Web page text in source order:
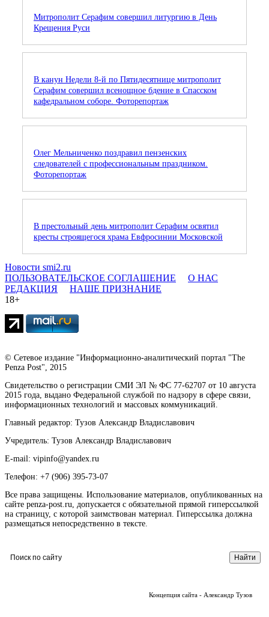
Митрополит Серафим совершил литургию в День
Крещения Руси
В канун Недели 8-й по Пятидесятнице митрополит
Серафим совершил всенощное бдение в Спасском
кафедральном соборе. Фоторепортаж
Олег Мельниченко поздравил пензенских
следователей с профессиональным праздником.
Фоторепортаж
В престольный день митрополит Серафим освятил
кресты строящегося храма Евфросинии Московской
Новости smi2.ru
ПОЛЬЗОВАТЕЛЬСКОЕ СОГЛАШЕНИЕ
О НАС
РЕДАКЦИЯ
НАШЕ ПРИЗНАНИЕ
18+
© Сетевое издание "Информационно-аналитический портал "The
Penza Post", 2015
Свидетельство о регистрации СМИ ЭЛ № ФС 77-62707 от 10 августа
2015 года, выдано Федеральной службой по надзору в сфере связи,
информационных технологий и массовых коммуникаций.
Главный редактор: Тузов Александр Владиславович
Учредитель: Тузов Александр Владиславович
E-mail: vipinfo@yandex.ru
Телефон: +7 (906) 395-73-07
Все права защищены. Использование материалов, опубликованных на
сайте penza-post.ru, допускается с обязательной прямой гиперссылкой
на страницу, с которой заимствован материал. Гиперссылка должна
размещаться непосредственно в тексте.
Концепция сайта - Александр Тузов